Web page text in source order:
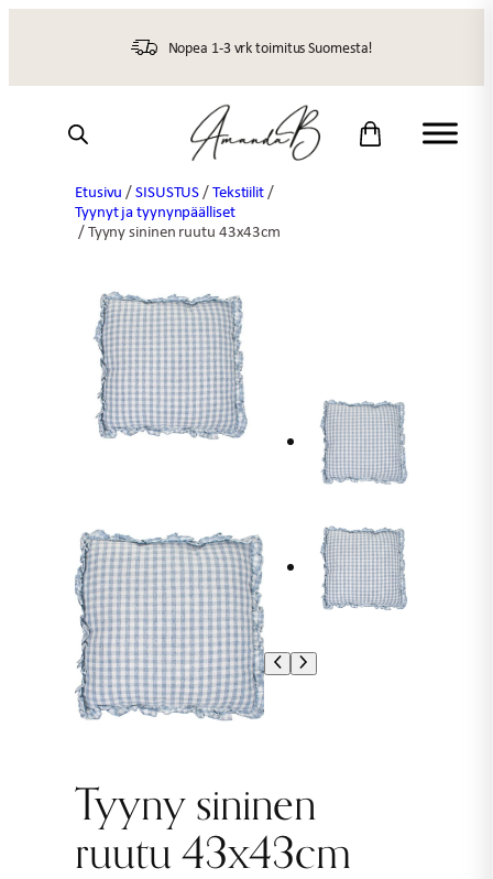
Nopea 1-3 vrk toimitus Suomesta!
Etusivu /SISUSTUS/Tekstiilit/
Tyynyt ja tyynynpäälliset
/ Tyyny sininen ruutu 43x43cm
Tyyny sininen
ruutu 43x43cm